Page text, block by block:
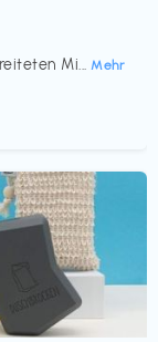
Mi... Mehr